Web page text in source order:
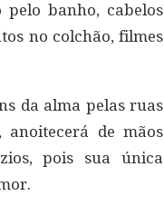
pelo banho, cabelos
no colchão, filmes
da alma pelas ruas
anoitecerá de mãos
pois sua única